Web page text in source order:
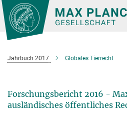
Hauptinhalt
Jahrbuch 2017 Globales Tierrecht
Forschungsbericht 2016 -
ausländisches öffentliches